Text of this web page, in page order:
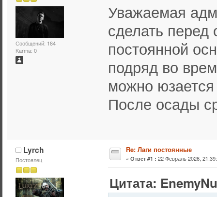
Сообщений: 184
Karma: 0
Уважаемая
сделать
постоянной
подряд во
можно
После осады
Lyrch
Постоялец
Re: Лаги постоянные
« Ответ #1 : 22 Февраль 2026,
Цитата: